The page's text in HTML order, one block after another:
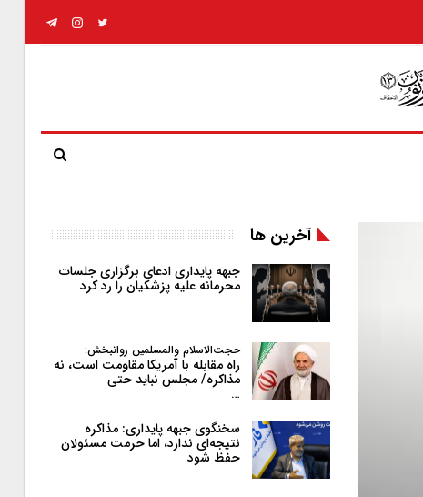
آخرین ها
جبهه پایداری ادعای برگزاری جلسات
محرمانه علیه پزشکیان را رد کرد
حجت‌الاسلام والمسلمین روانبخش:
راه مقابله با آمریکا مقاومت است، نه
مذاکره/ مجلس نباید حتی
…
سخنگوی جبهه پایداری: مذاکره
نتیجه‌ای ندارد، اما حرمت مسئولان
حفظ شود